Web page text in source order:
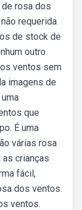
rosa dos
requerida
de stock de
outro
ventos sem
imagens de
que
É uma
várias rosa
crianças
fácil,
dos ventos.
ventos.